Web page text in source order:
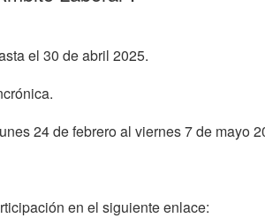
el 30 de abril 2025.
24 de febrero al viernes 7 de mayo
en el siguiente enlace: